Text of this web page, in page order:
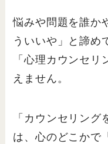
悩みや問題を誰か
ういいや」と諦め
「心理カウンセ
えません。
「カウンセリン
は、心のどこかで